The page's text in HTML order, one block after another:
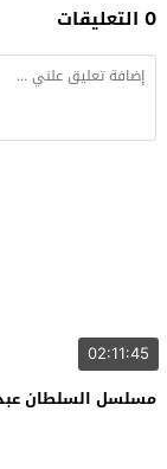
0 التعليقات
02:11:45
مسلسل السلطان عبد